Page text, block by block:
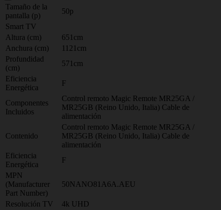
Tamaño de la
pantalla (p)
50p
Smart TV
Altura (cm)
651cm
Anchura (cm)
1121cm
Profundidad
(cm)
571cm
Eficiencia
Energética
F
Componentes
Incluidos
Control remoto Magic Remote MR25GA /
MR25GB (Reino Unido, Italia) Cable de
alimentación
Contenido
Control remoto Magic Remote MR25GA /
MR25GB (Reino Unido, Italia) Cable de
alimentación
Eficiencia
Energética
F
MPN
(Manufacturer
Part Number)
50NANO81A6A.AEU
Resolución TV
4k UHD